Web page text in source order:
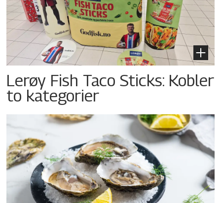
Lerøy Fish Taco Sticks: Kobler
to kategorier